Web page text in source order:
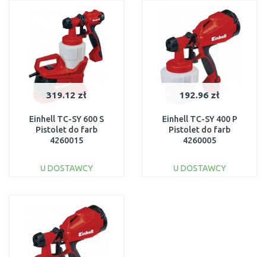
Do porównania Do porównania
319.12 zł
Einhell TC-SY 600 S
Pistolet do farb
4260015
U DOSTAWCY
Do porównania
192.96 zł
Einhell TC-SY 400 P
Pistolet do farb
4260005
U DOSTAWCY